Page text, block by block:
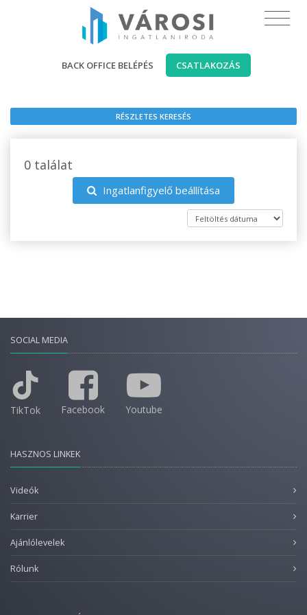
BACK OFFICE BELÉPÉS CSATLAKOZÁS
RÉSZLETES KERESÉS
0 találat
Ingatlanfigyelő beállítása
SOCIAL MEDIA
TikTok Facebook Youtube
HASZNOS LINKEK
Videók
Karrier
Ajánlólevelek
Rólunk